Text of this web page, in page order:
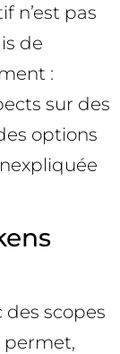
n’est pas
de
:
sur des
options
des scopes
permet,